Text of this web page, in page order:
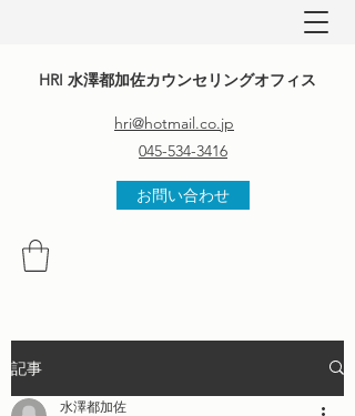
HRI 水澤都加佐カウンセリングオフィス
hri@hotmail.co.jp
045-534-3416
お問い合わせ
記事
水澤都加佐